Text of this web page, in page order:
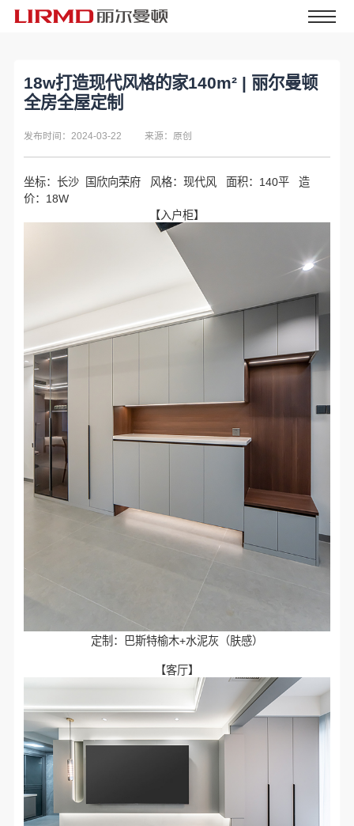
18w打造现代风格的家140m² | 丽尔曼顿
全房全屋定制
发布时间：2024-03-22 来源：原创
坐标：长沙 国欣向荣府 风格：现代风 面积：140平 造
价：18W
【入户柜】
定制：巴斯特榆木+水泥灰（肤感）
【客厅】